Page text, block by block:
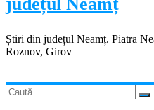
Știri din județul Neamț. Piatra
Roznov, Girov